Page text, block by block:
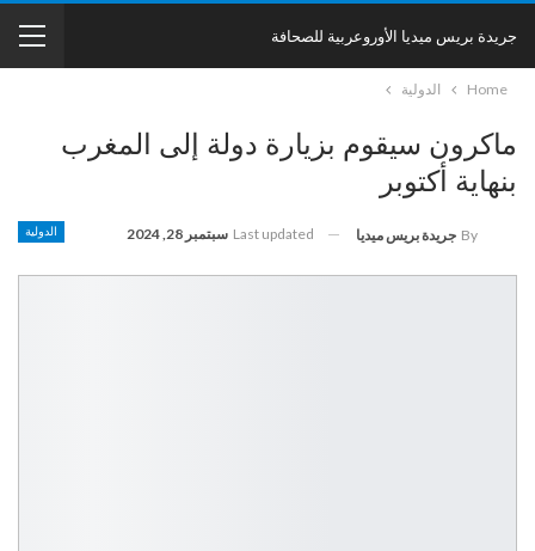
جريدة بريس ميديا الأوروعربية للصحافة
Home الدولية
ماكرون سيقوم بزيارة دولة إلى المغرب
بنهاية أكتوبر
الدولية By جريدة بريس ميديا Last updated سبتمبر 28, 2024